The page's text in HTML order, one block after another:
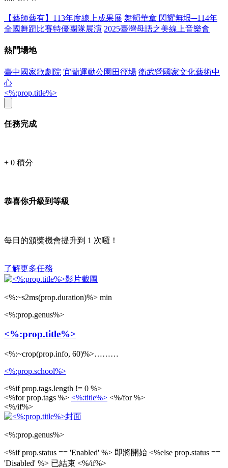
【藝師藝有】113年度線上成果展 舞韻華章 閃耀無垠─114年
全國舞蹈比賽特優團隊展演 2025臺灣母語之美線上音樂會
熱門場地
臺中國家歌劇院 宜蘭運動公園田徑場 衛武營國家文化藝術中
心
<%:prop.title%>
任務完成
+ 0 積分
恭喜你升級到等級
每日的頒獎機會提升到 1 次囉！
了解更多任務
<%:~s2ms(prop.duration)%> min
<%:prop.genus%>
<%:prop.title%>
<%:~crop(prop.info, 60)%>………
<%:prop.school%>
<%if prop.tags.length != 0 %>
<%for prop.tags %> <%:title%> <%/for %>
<%/if%>
<%:prop.genus%>
<%if prop.status == 'Enabled' %> 即將開始 <%else prop.status ==
'Disabled' %> 已結束 <%/if%>